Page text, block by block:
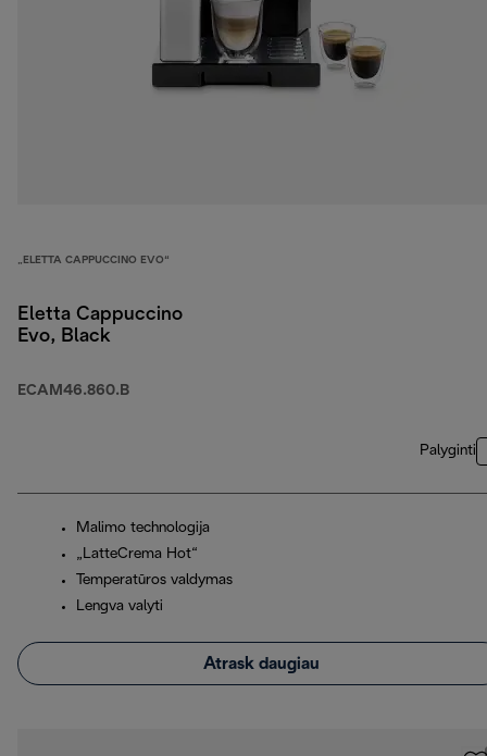
„ELETTA CAPPUCCINO EVO“
Eletta Cappuccino
Evo, Black
ECAM46.860.B
Palyginti
Malimo technologija
„LatteCrema Hot“
Temperatūros valdymas
Lengva valyti
Atrask daugiau